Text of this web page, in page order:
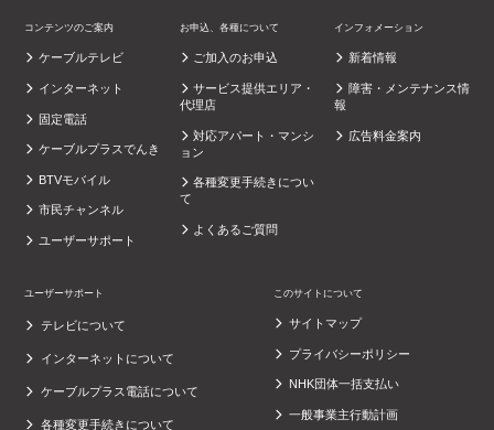
コンテンツのご案内
ケーブルテレビ
インターネット
固定電話
ケーブルプラスでんき
BTVモバイル
市民チャンネル
ユーザーサポート
お申込、各種について
ご加入のお申込
サービス提供エリア・
代理店
対応アパート・マンシ
ョン
各種変更手続きについ
て
よくあるご質問
インフォメーション
新着情報
障害・メンテナンス情
報
広告料金案内
ユーザーサポート
テレビについて
インターネットについて
ケーブルプラス電話について
各種変更手続きについて
このサイトについて
サイトマップ
プライバシーポリシー
NHK団体一括支払い
一般事業主行動計画